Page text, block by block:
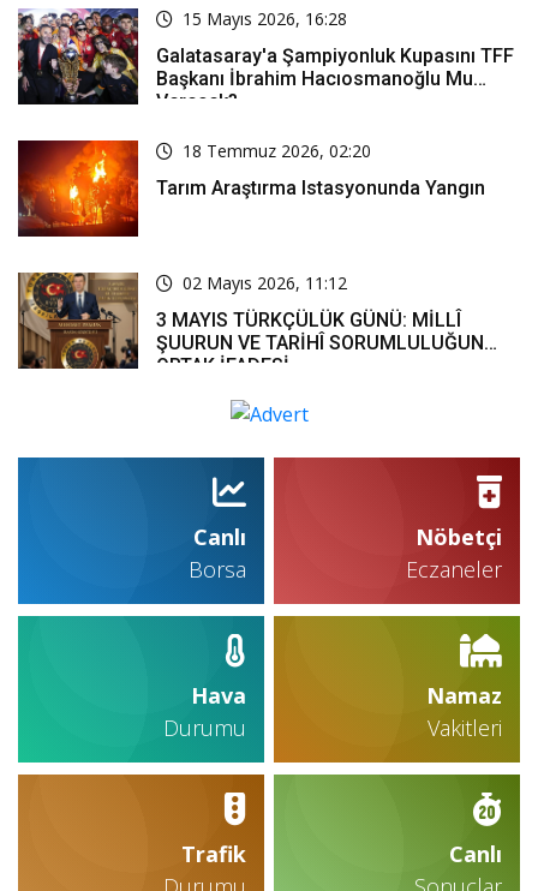
15 Mayıs 2026, 16:28
Galatasaray'a Şampiyonluk Kupasını TFF
Başkanı İbrahim Hacıosmanoğlu Mu
Verecek?
18 Temmuz 2026, 02:20
Tarım Araştırma Istasyonunda Yangın
02 Mayıs 2026, 11:12
3 MAYIS TÜRKÇÜLÜK GÜNÜ: MİLLÎ
ŞUURUN VE TARİHÎ SORUMLULUĞUN
ORTAK İFADESİ
Canlı
Borsa
Nöbetçi
Eczaneler
Hava
Durumu
Namaz
Vakitleri
Trafik
Canlı